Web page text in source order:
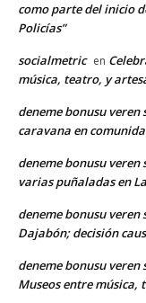
como parte del inicio
Policías”
socialmetric en
música, teatro, y
deneme bonusu veren
caravana en
deneme bonusu veren
varias puñaladas en
deneme bonusu veren
Dajabón; decisión
deneme bonusu veren
Museos entre música,